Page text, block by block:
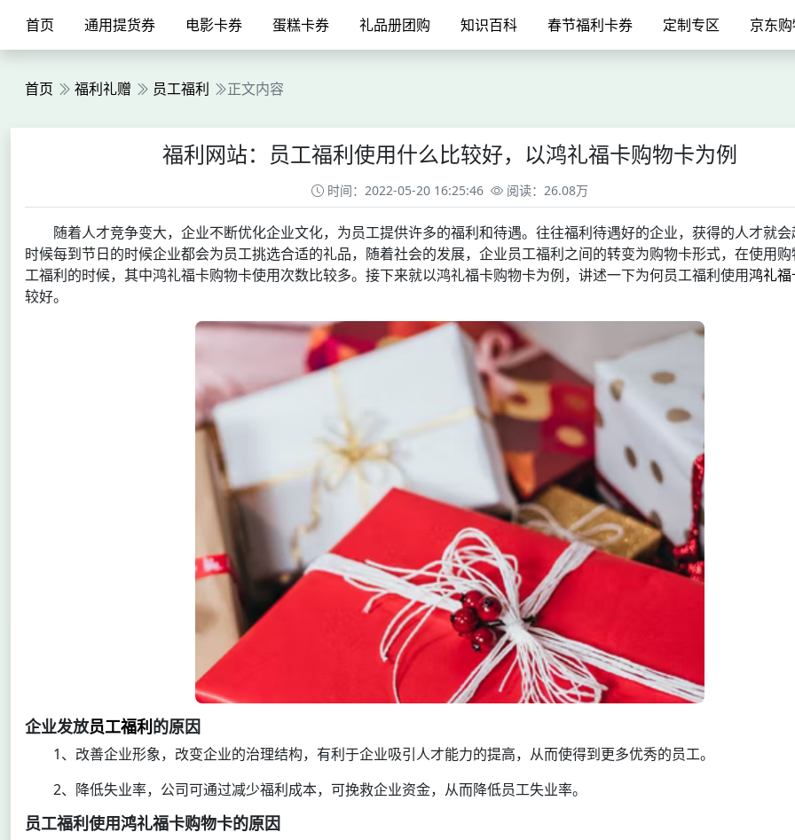
首页 通用提货券 电影卡券 蛋糕卡券 礼品册团购 知识百科 春节福利卡券 定制专区 京东
首页 福利礼赠 员工福利 正文内容
福利网站：员工福利使用什么比较好，以鸿礼福卡购物卡为例
时间：2022-05-20 16:25:46 阅读：26.08万
随着人才竞争变大，企业不断优化企业文化，为员工提供许多的福利和待遇。往往福利待遇好的企业，获得的人才就
时候每到节日的时候企业都会为员工挑选合适的礼品，随着社会的发展，企业员工福利之间的转变为购物卡形式，在使用购
工福利的时候，其中鸿礼福卡购物卡使用次数比较多。接下来就以鸿礼福卡购物卡为例，讲述一下为何员工福利使用鸿礼
较好。
企业发放员工福利 的原因
1、改善企业形象，改变企业的治理结构，有利于企业吸引人才能力的提高，从而使得到更多优秀的员工。
2、降低失业率，公司可通过减少福利成本，可挽救企业资金，从而降低员工失业率。
员工福利使用鸿礼福卡购物卡的原因